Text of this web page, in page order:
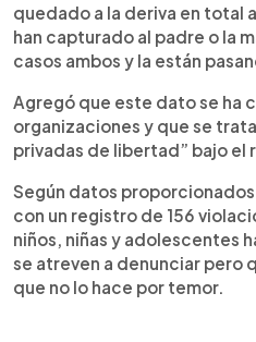
quedado a la deriva en total
han capturado al padre o la
casos ambos y la están
Agregó que este dato se ha
organizaciones y que se
privadas de libertad” bajo el
Según datos
con un registro de 156
niños, niñas y adolescentes
se atreven a denunciar pero
que no lo hace por temor.